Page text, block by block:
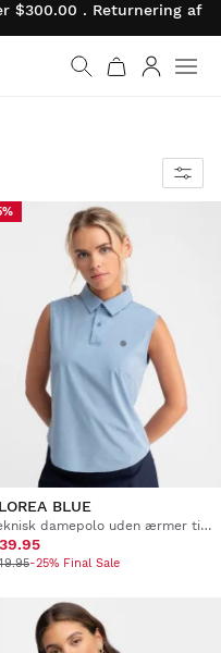
$300.00 . Returnering
BLUE
Teknisk damepolo uden ærmer til golf
-25% Final Sale